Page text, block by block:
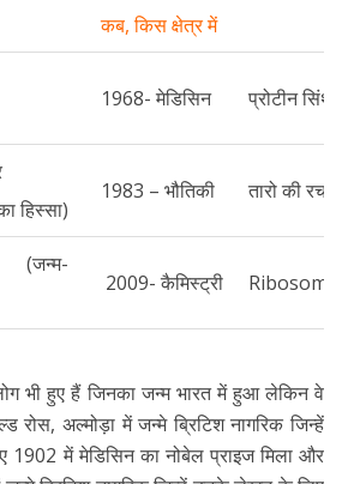
कब, किस क्षेत्र में
1968- मेडिसिन प्रोटीन
हिस्सा)
1983 – भौतिकी तारो की
(जन्म-
2009- कैमिस्ट्री Ribosome
भी हुए हैं जिनका जन्म भारत में हुआ लेकिन वे
रोस, अल्मोड़ा में जन्मे ब्रिटिश नागरिक जिन्हें
1902 में मेडिसिन का नोबेल प्राइज मिला और